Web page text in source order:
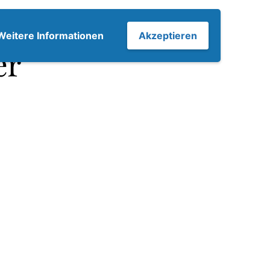
Informationen Akzeptieren